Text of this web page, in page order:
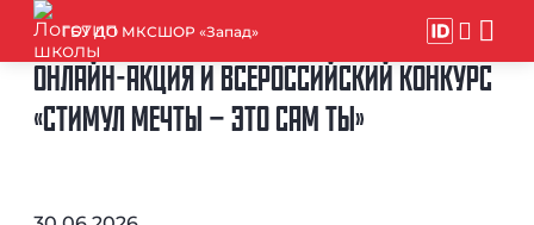
ГБУ ДО МКСШОР «Запад»
ОНЛАЙН-АКЦИЯ И ВСЕРОССИЙСКИЙ КОНКУРС
«СТИМУЛ МЕЧТЫ – ЭТО САМ ТЫ»